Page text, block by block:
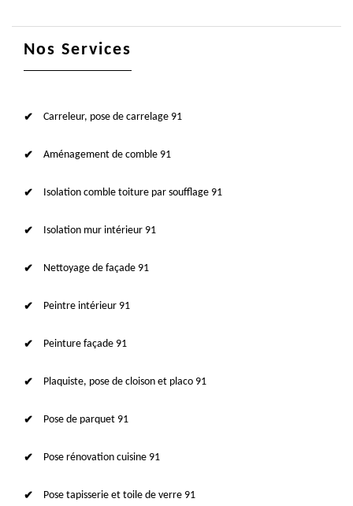
Nos Services
Carreleur, pose de carrelage 91
Aménagement de comble 91
Isolation comble toiture par soufflage 91
Isolation mur intérieur 91
Nettoyage de façade 91
Peintre intérieur 91
Peinture façade 91
Plaquiste, pose de cloison et placo 91
Pose de parquet 91
Pose rénovation cuisine 91
Pose tapisserie et toile de verre 91